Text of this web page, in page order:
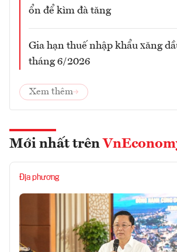
ổn để kìm đà tăng
Gia hạn thuế nhập khẩu xăng
tháng 6/2026
Xem thêm
Mới nhất trên
Địa phương